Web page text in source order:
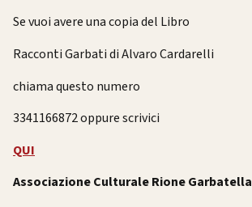
Se vuoi avere una copia del Libro
Racconti Garbati di Alvaro Cardarelli
chiama questo numero
3341166872 oppure scrivici
QUI
Associazione Culturale Rione Garbatella